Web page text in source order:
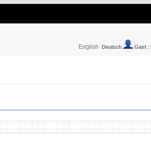
English Deutsch Gast ::